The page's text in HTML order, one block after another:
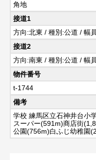
角地
接道1
方向:北東 / 種別:公道 / 幅
接道2
方向:南東 / 種別:公道 / 幅
物件番号
t-1744
備考
学校 練馬区立石神井台小
スーパー(591m)商店街
公園(756m)白ふじ幼稚園